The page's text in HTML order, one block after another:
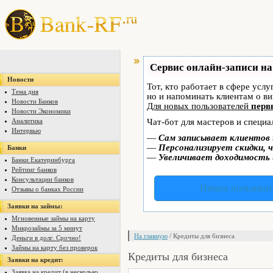
Новости
Тема дня
Новости Банков
Новости Экономики
Аналитика
Интервью
Банки
Банки Екатеринбурга
Рейтинг банков
Консультации банков
Отзывы о банках России
Заявки на займы:
Мгновенные займы на карту
Микрозаймы за 5 минут
Деньги в долг. Срочно!
Займы на карту без проверок
Заявки на кредит:
Сервис онлайн-записи
Тот, кто работает в сфере
но и напоминать клиентам о
Для новых пользователей
Чат-бот для мастеров и
— Сам записывает
— Персонализирует скидки,
— Увеличивает
Начать
На главную / Кредиты для бизнеса
Кредиты для бизнеса